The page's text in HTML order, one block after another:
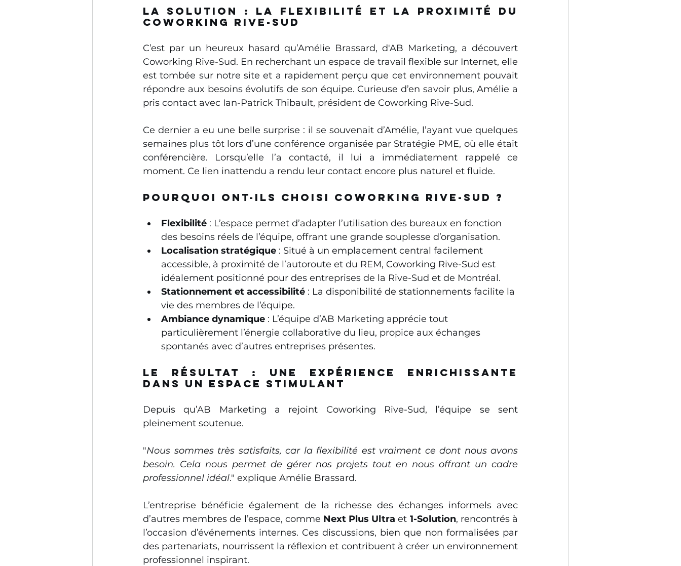
La solution : La flexibilité et la proximité du
Coworking Rive-Sud
C’est par un heureux hasard qu’Amélie Brassard, d'AB Marketing, a découvert
Coworking Rive-Sud. En recherchant un espace de travail flexible sur Internet, elle
est tombée sur notre site et a rapidement perçu que cet environnement pouvait
répondre aux besoins évolutifs de son équipe. Curieuse d’en savoir plus, Amélie a
pris contact avec Ian-Patrick Thibault, président de Coworking Rive-Sud.
Ce dernier a eu une belle surprise : il se souvenait d’Amélie, l’ayant vue quelques
semaines plus tôt lors d’une conférence organisée par Stratégie PME, où elle était
conférencière. Lorsqu’elle l’a contacté, il lui a immédiatement rappelé ce
moment. Ce lien inattendu a rendu leur contact encore plus naturel et fluide.
Pourquoi ont-ils choisi Coworking Rive-Sud ?
Flexibilité : L’espace permet d’adapter l’utilisation des bureaux en fonction
des besoins réels de l’équipe, offrant une grande souplesse d’organisation.
Localisation stratégique : Situé à un emplacement central facilement
accessible, à proximité de l’autoroute et du REM, Coworking Rive-Sud est
idéalement positionné pour des entreprises de la Rive-Sud et de Montréal.
Stationnement et accessibilité : La disponibilité de stationnements facilite la
vie des membres de l’équipe.
Ambiance dynamique : L’équipe d’AB Marketing apprécie tout
particulièrement l’énergie collaborative du lieu, propice aux échanges
spontanés avec d’autres entreprises présentes.
Le résultat : Une expérience enrichissante
dans un espace stimulant
Depuis qu’AB Marketing a rejoint Coworking Rive-Sud, l’équipe se sent
pleinement soutenue.
"Nous sommes très satisfaits, car la flexibilité est vraiment ce dont nous avons
besoin. Cela nous permet de gérer nos projets tout en nous offrant un cadre
professionnel idéal." explique Amélie Brassard.
L’entreprise bénéficie également de la richesse des échanges informels avec
d’autres membres de l’espace, comme Next Plus Ultra et 1-Solution, rencontrés à
l’occasion d’événements internes. Ces discussions, bien que non formalisées par
des partenariats, nourrissent la réflexion et contribuent à créer un environnement
professionnel inspirant.